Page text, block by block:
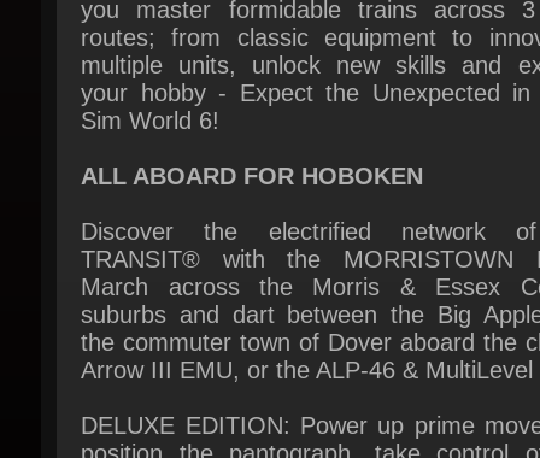
your hobby - Expect the Unexpected in
Sim World 6!
ALL ABOARD FOR HOBOKEN
Discover the electrified network
TRANSIT® with the MORRISTOWN
March across the Morris & Essex
suburbs and dart between the Big Apple
the commuter town of Dover aboard the
Arrow III EMU, or the ALP-46 & MultiLevel
DELUXE EDITION: Power up prime
position the pantograph, take control
and bustling commuter services.